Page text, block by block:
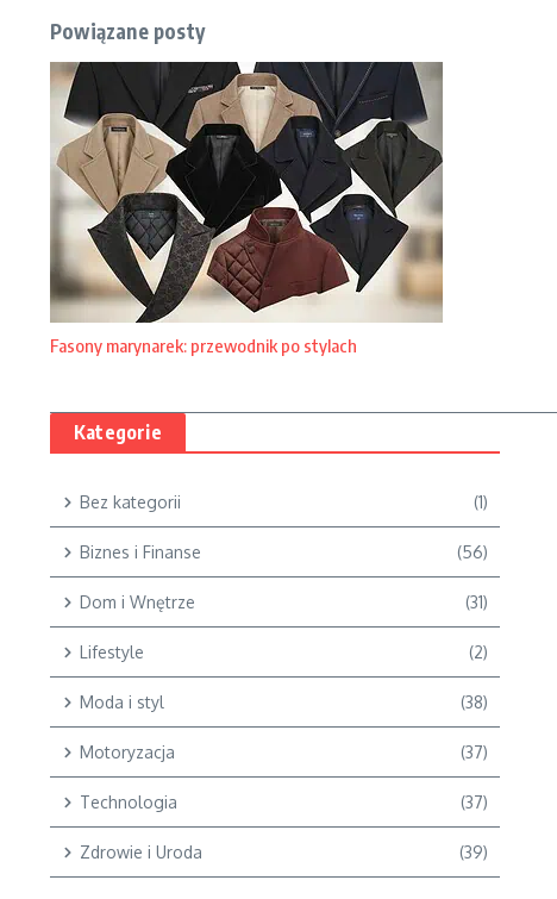
Powiązane posty
Fasony marynarek: przewodnik po stylach
Kategorie
Bez kategorii (1)
Biznes i Finanse (56)
Dom i Wnętrze (31)
Lifestyle (2)
Moda i styl (38)
Motoryzacja (37)
Technologia (37)
Zdrowie i Uroda (39)